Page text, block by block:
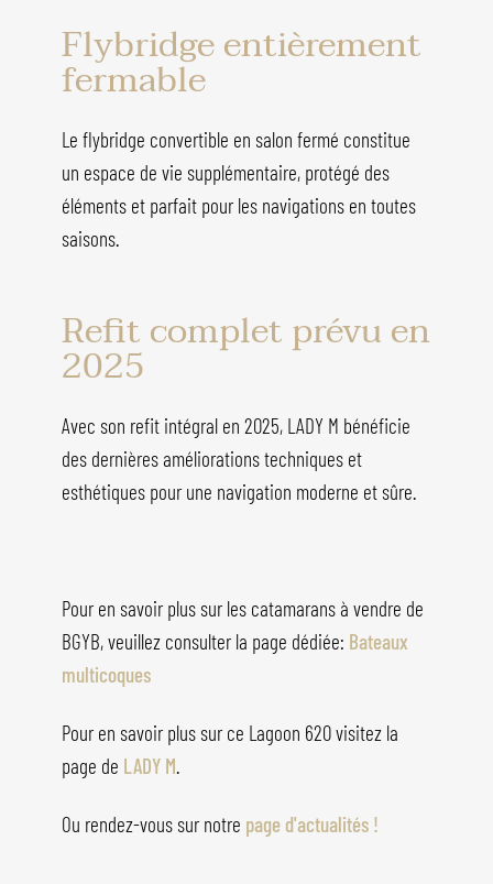
Flybridge entièrement
fermable
Le flybridge convertible en salon fermé constitue
un espace de vie supplémentaire, protégé des
éléments et parfait pour les navigations en toutes
saisons.
Refit complet prévu en
2025
Avec son refit intégral en 2025, LADY M bénéficie
des dernières améliorations techniques et
esthétiques pour une navigation moderne et sûre.
Pour en savoir plus sur les catamarans à vendre de
BGYB, veuillez consulter la page dédiée: Bateaux
multicoques
Pour en savoir plus sur ce Lagoon 620 visitez la
page de LADY M.
Ou rendez-vous sur notre page d'actualités !